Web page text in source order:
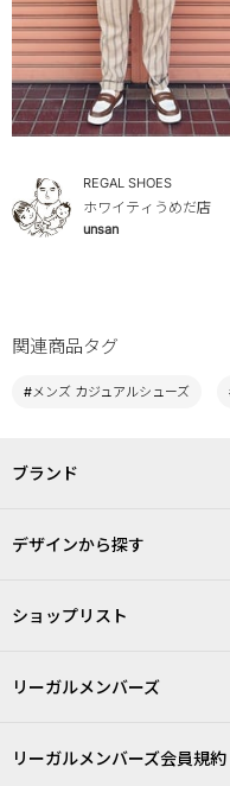
REGAL SHOES
ホワイティうめだ店
unsan
関連商品タグ
#メンズ カジュアルシューズ
ブランド
デザインから探す
ショップリスト
リーガルメンバーズ
リーガルメンバーズ会員規約